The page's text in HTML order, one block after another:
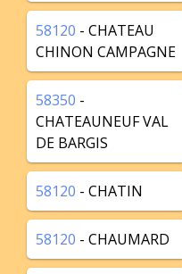
58120 - CHATEAU
CHINON CAMPAGNE
58350 -
CHATEAUNEUF VAL
DE BARGIS
58120 - CHATIN
58120 - CHAUMARD